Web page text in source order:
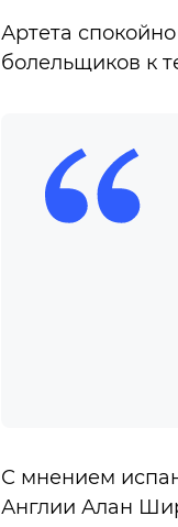
Артета
болельщиков к
С мнением
Англии Алан